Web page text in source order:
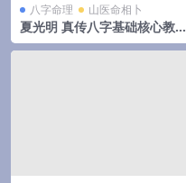
八字命理 山医命相卜
夏光明 真传八字基础核心教程
139页